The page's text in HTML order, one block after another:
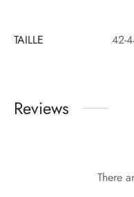
TAILLE 42-
Reviews
There